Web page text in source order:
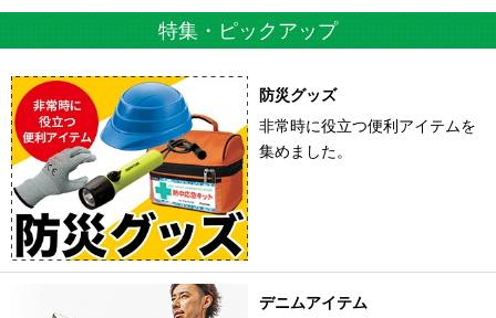
特集・ピックアップ
防災グッズ
非常時に役立つ便利アイテムを
集めました。
デニムアイテム